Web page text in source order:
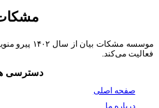
موسسه مشکات
فعالیت می‌کند.
دسترسی
صفحه اصلی
درباره ما